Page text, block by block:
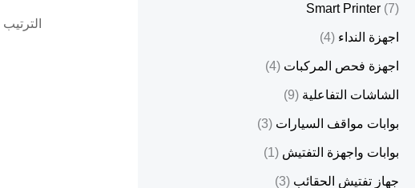
Smart Printer (7)
اجهزة النداء (4)
اجهزة فحص المركبات (4)
الشاشات التفاعلية (9)
بوابات مواقف السيارات (3)
بوابات واجهزة التفتيش (1)
جهاز تفتيش الحقائب (3)